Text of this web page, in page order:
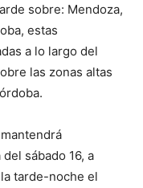
sobre: Mendoza,
estas
a lo largo del
las zonas altas
sábado 16, a
tarde-noche el